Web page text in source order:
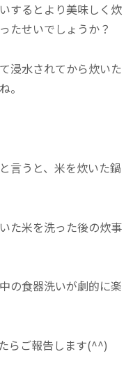
するとより美味しく炊
たせいでしょうか？
浸水されてから炊いた
。
言うと、米を炊いた鍋
た米を洗った後の炊事
の食器洗いが劇的に楽
らご報告します(^^)